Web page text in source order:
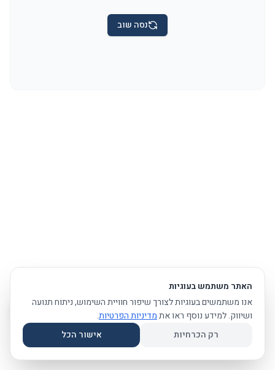
נסה שוב
האתר משתמש בעוגיות
אנו משתמשים בעוגיות לצורך שיפור חוויית השימוש, ניתוח תנועה
ושיווק. למידע נוסף ראו אתמדיניות הפרטיות.
רק הכרחיות
אישור הכל